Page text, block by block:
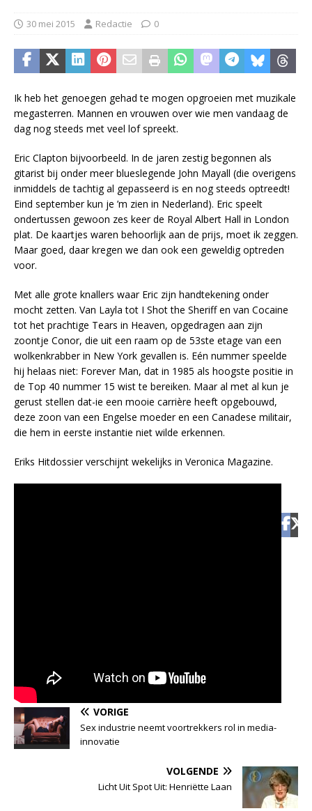
30 mei 2015 Redactie 0
Ik heb het genoegen gehad te mogen opgroeien met muzikale
megasterren. Mannen en vrouwen over wie men vandaag de
dag nog steeds met veel lof spreekt.
Eric Clapton bijvoorbeeld. In de jaren zestig begonnen als
gitarist bij onder meer blueslegende John Mayall (die overigens
inmiddels de tachtig al gepasseerd is en nog steeds optreedt!
Eind september kun je ’m zien in Nederland). Eric speelt
ondertussen gewoon zes keer de Royal Albert Hall in London
plat. De kaartjes waren behoorlijk aan de prijs, moet ik zeggen.
Maar goed, daar kregen we dan ook een geweldig optreden
voor.
Met alle grote knallers waar Eric zijn handtekening onder
mocht zetten. Van Layla tot I Shot the Sheriff en van Cocaine
tot het prachtige Tears in Heaven, opgedragen aan zijn
zoontje Conor, die uit een raam op de 53ste etage van een
wolkenkrabber in New York gevallen is. Eén nummer speelde
hij helaas niet: Forever Man, dat in 1985 als hoogste positie in
de Top 40 nummer 15 wist te bereiken. Maar al met al kun je
gerust stellen dat-ie een mooie carrière heeft opgebouwd,
deze zoon van een Engelse moeder en een Canadese militair,
die hem in eerste instantie niet wilde erkennen.
Eriks Hitdossier verschijnt wekelijks in Veronica Magazine.
VORIGE
Sex industrie neemt voortrekkers rol in media-
innovatie
VOLGENDE
Licht Uit Spot Uit: Henriëtte Laan